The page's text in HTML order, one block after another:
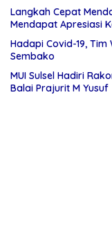
Langkah Cepat
Mendapat Apresiasi
Hadapi Covid-19, Tim
Sembako
MUI Sulsel Hadiri
Balai Prajurit M Yusuf